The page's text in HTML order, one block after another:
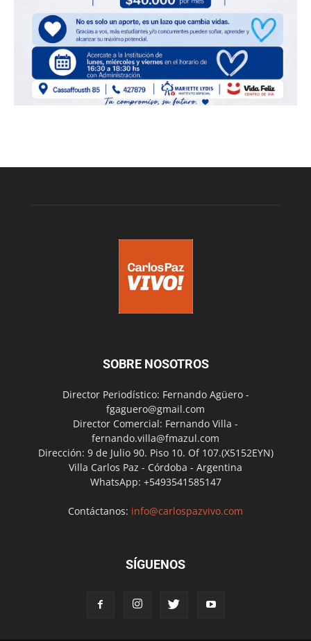
SOBRE NOSOTROS
Director Periodístico: Fernando Agüero -
fgaguero@gmail.com
Director Comercial: Fernando Villa -
fernando.villa@fmazul.com
Dirección: 9 de Julio 90. Piso 10. Of 107.(X5152EYN)
Villa Carlos Paz - Córdoba - Argentina
WhatsApp: +5493541585147
Contáctanos: info@carlospazvivo.com
SÍGUENOS